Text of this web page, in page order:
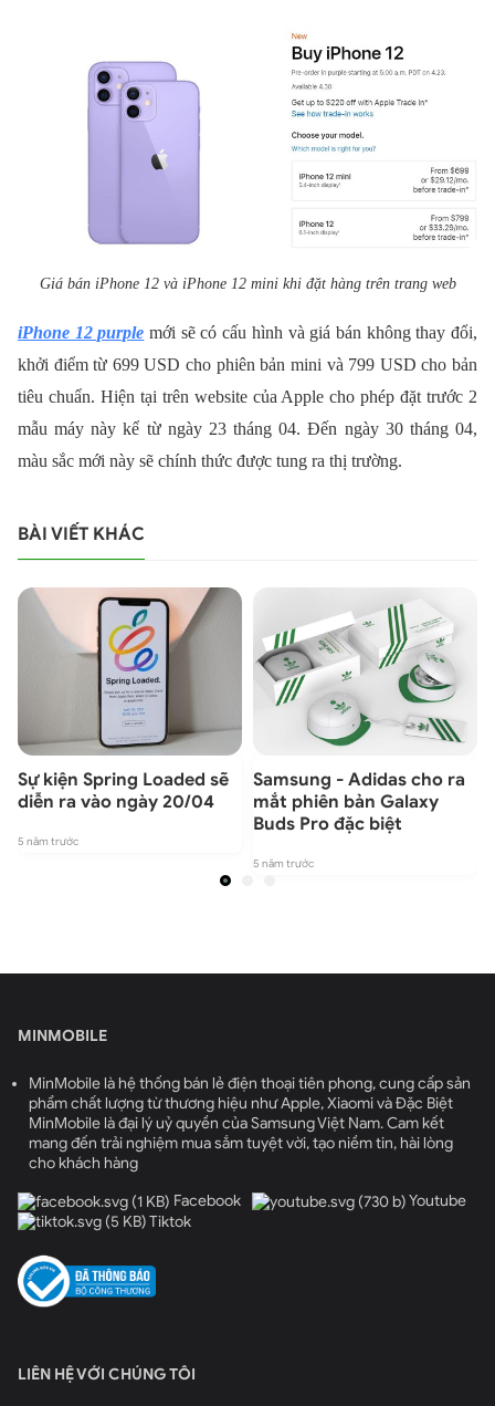
Giá bán iPhone 12 và iPhone 12 mini khi đặt hàng trên trang web
iPhone 12 purple mới sẽ có cấu hình và giá bán không thay đổi,
khởi điểm từ 699 USD cho phiên bản mini và 799 USD cho bản
tiêu chuẩn. Hiện tại trên website của Apple cho phép đặt trước 2
mẫu máy này kể từ ngày 23 tháng 04. Đến ngày 30 tháng 04,
màu sắc mới này sẽ chính thức được tung ra thị trường.
BÀI VIẾT KHÁC
Sự kiện Spring Loaded sẽ
diễn ra vào ngày 20/04
5 năm trước
Samsung - Adidas cho ra
mắt phiên bản Galaxy
Buds Pro đặc biệt
5 năm trước
MINMOBILE
MinMobile là hệ thống bán lẻ điện thoại tiên phong, cung cấp sản
phẩm chất lượng từ thương hiệu như Apple, Xiaomi và Đặc Biệt
MinMobile là đại lý uỷ quyền của Samsung Việt Nam. Cam kết
mang đến trải nghiệm mua sắm tuyệt vời, tạo niềm tin, hài lòng
cho khách hàng
Facebook
Youtube
Tiktok
LIÊN HỆ VỚI CHÚNG TÔI